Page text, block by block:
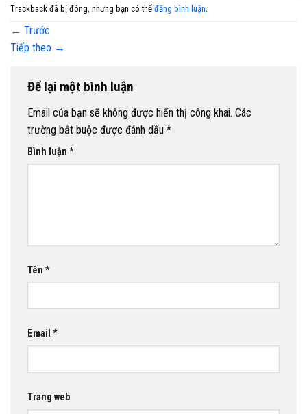
Trackback đã bị đóng, nhưng bạn có thể đăng bình luận
← Trước
Tiếp theo →
Để lại một bình luận
Email của bạn sẽ không được hiển thị công khai. Các
trường bắt buộc được đánh dấu *
Bình luận *
Tên *
Email *
Trang web